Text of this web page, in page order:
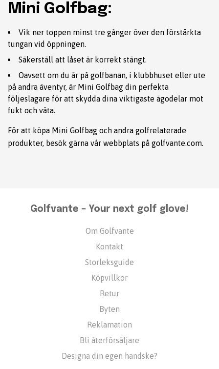
Mini Golfbag:
Vik ner toppen minst tre gånger över den förstärkta
tungan vid öppningen.
Säkerställ att låset är korrekt stängt.
Oavsett om du är på golfbanan, i klubbhuset eller ute
på andra äventyr, är Mini Golfbag din perfekta
följeslagare för att skydda dina viktigaste ägodelar mot
fukt och väta.
För att köpa Mini Golfbag och andra golfrelaterade
produkter, besök gärna vår webbplats på golfvante.com.
Golfvante – Your next golf glove!
Om Golfvante
Kontakt
Storleksguide
Köpvillkor
Retur
Byten
Reklamation
Bli återförsäljare
Designa din egen handske?